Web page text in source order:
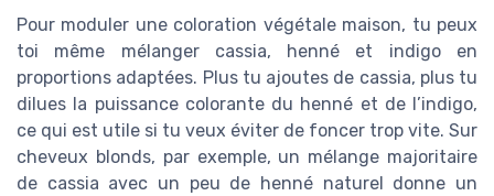
Pour moduler une coloration végétale maison, tu peux
toi même mélanger cassia, henné et indigo en
proportions adaptées. Plus tu ajoutes de cassia, plus tu
dilues la puissance colorante du henné et de l’indigo,
ce qui est utile si tu veux éviter de foncer trop vite. Sur
cheveux blonds, par exemple, un mélange majoritaire
de cassia avec un peu de henné naturel donne un